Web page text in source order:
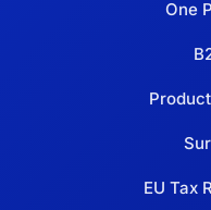
One
EU Tax